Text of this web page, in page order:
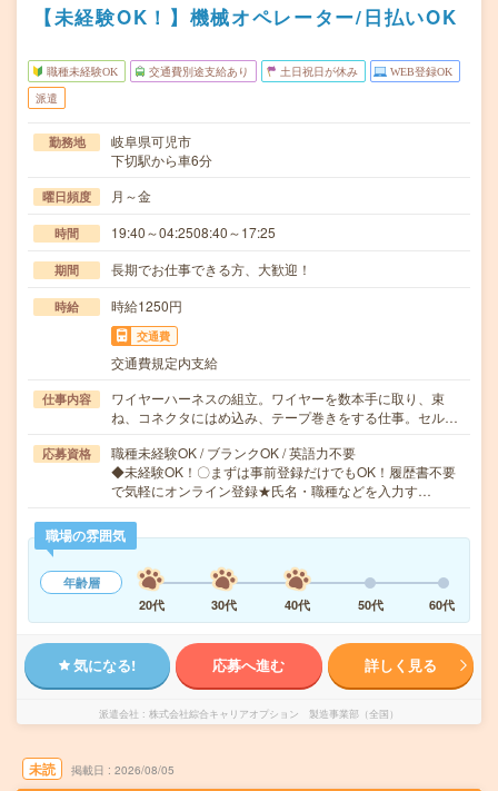
【未経験OK！】機械オペレーター/日払いOK
職種未経験OK 交通費別途支給あり 土日祝日が休み WEB登録OK
派遣
勤務地
岐阜県可児市
下切駅から車6分
曜日頻度 月～金
時間 19:40～04:2508:40～17:25
期間 長期でお仕事できる方、大歓迎！
時給 時給1250円
交通費
交通費規定内支給
仕事内容
ワイヤーハーネスの組立。ワイヤーを数本手に取り、束
ね、コネクタにはめ込み、テープ巻きをする仕事。セル…
応募資格
職種未経験OK / ブランクOK / 英語力不要
◆未経験OK！〇まずは事前登録だけでもOK！履歴書不要
で気軽にオンライン登録★氏名・職種などを入力す…
職場の雰囲気
年齢層
20代
30代 40代 50代 60代
気になる! 応募へ進む 詳しく見る
派遣会社 株式会社綜合キャリアオプション 製造事業部（全国）
未読 掲載日 2026/08/05